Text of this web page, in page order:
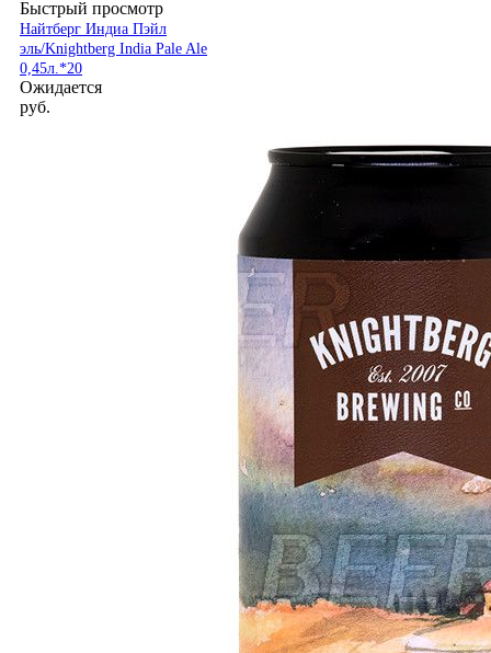
Быстрый просмотр
Найтберг Индиа Пэйл
эль/Knightberg India Pale Ale
0,45л.*20
Ожидается
руб.